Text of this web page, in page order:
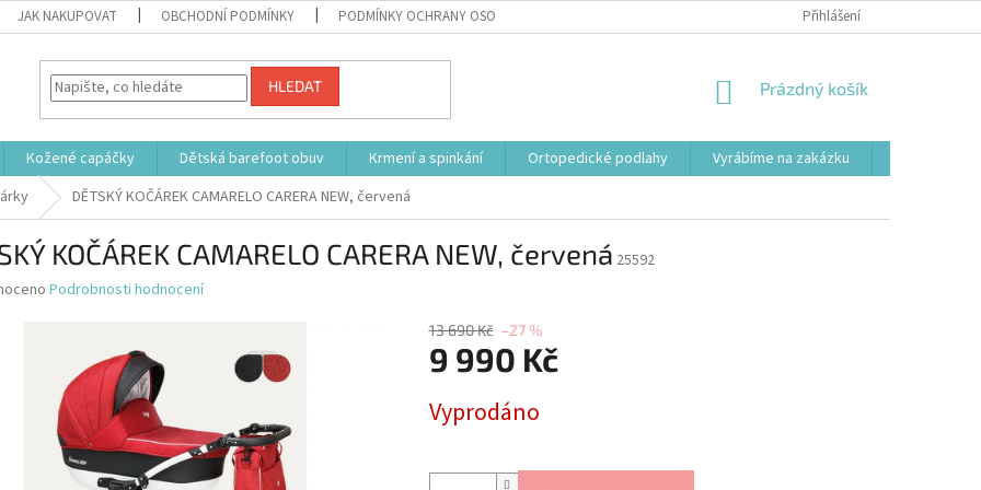
JAK NAKUPOVAT OBCHODNÍ PODMÍNKY PODMÍNKY OCHRANY OSOBNÍCH ÚDAJŮ Přihlášení
HLEDAT
NÁKUPNÍ
Prázdný košík
Kožené capáčky Dětská barefoot obuv Krmení a spinkání Ortopedické podlahy Vyrábíme na zakázku
DĚTSKÝ KOČÁREK CAMARELO CARERA NEW, červená
KOČÁREK CAMARELO CARERA NEW, červená 25592
Podrobnosti hodnocení
13 690 Kč –27 %
9 990 Kč
cena:
Vyprodáno